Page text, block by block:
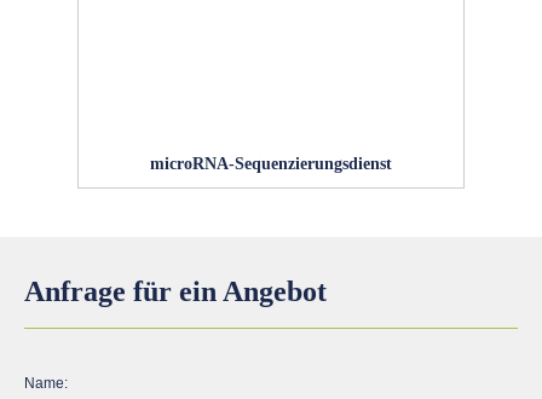
microRNA-Sequenzierungsdienst
Anfrage für ein Angebot
Name: